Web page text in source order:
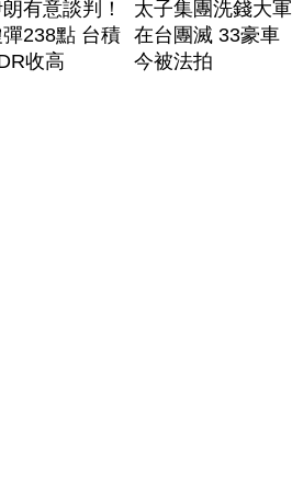
有意談判！
238點 台積
收高
太子集團洗錢大軍
在台團滅 33豪車
今被法拍